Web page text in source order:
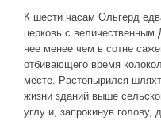
К шести часам Ольгерд
церковь с
нее менее чем в сотне
отбивающего время
месте. Растопырился
жизни зданий выше
углу и, запрокинув голову,